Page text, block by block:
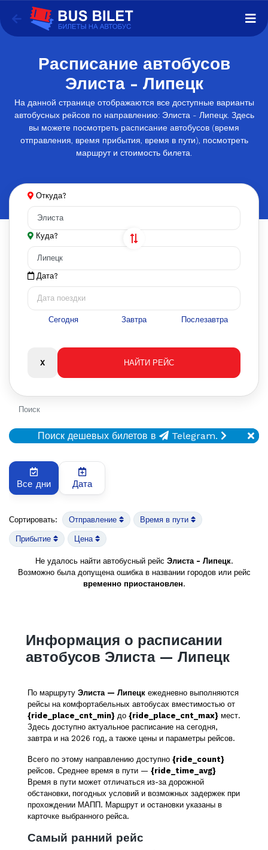
Расписание автобусов
Элиста - Липецк
На данной странице отображаются все доступные варианты
автобусных рейсов по направлению: Элиста - Липецк. Здесь
вы можете посмотреть расписание автобусов (время
отправления, время прибытия, время в пути), посмотреть
маршрут и стоимость билета.
Откуда?
Куда?
Дата?
Сегодня Завтра Послезавтра
Поиск
Поиск дешевых билетов в Telegram.
Все дни Дата
Сортировать: Отправление Время в пути
Прибытие Цена
Не удалось найти автобусный рейс Элиста - Липецк.
Возможно была допущена ошибка в названии городов или рейс
временно приостановлен.
Информация о расписании
автобусов Элиста — Липецк
По маршруту Элиста — Липецк ежедневно выполняются
рейсы на комфортабельных автобусах вместимостью от
{ride_place_cnt_min} до {ride_place_cnt_max} мест.
Здесь доступно актуальное расписание на сегодня,
завтра и на 2026 год, а также цены и параметры рейсов.
Всего по этому направлению доступно {ride_count}
рейсов. Среднее время в пути — {ride_time_avg}
Время в пути может отличаться из-за дорожной
обстановки, погодных условий и возможных задержек при
прохождении МАПП. Маршрут и остановки указаны в
карточке выбранного рейса.
Самый ранний рейс